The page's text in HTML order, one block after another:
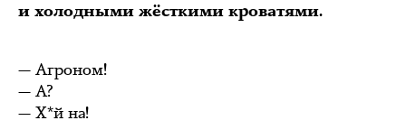
и холодными жёсткими кроватями.
— Агроном!
— А?
— Х*й на!